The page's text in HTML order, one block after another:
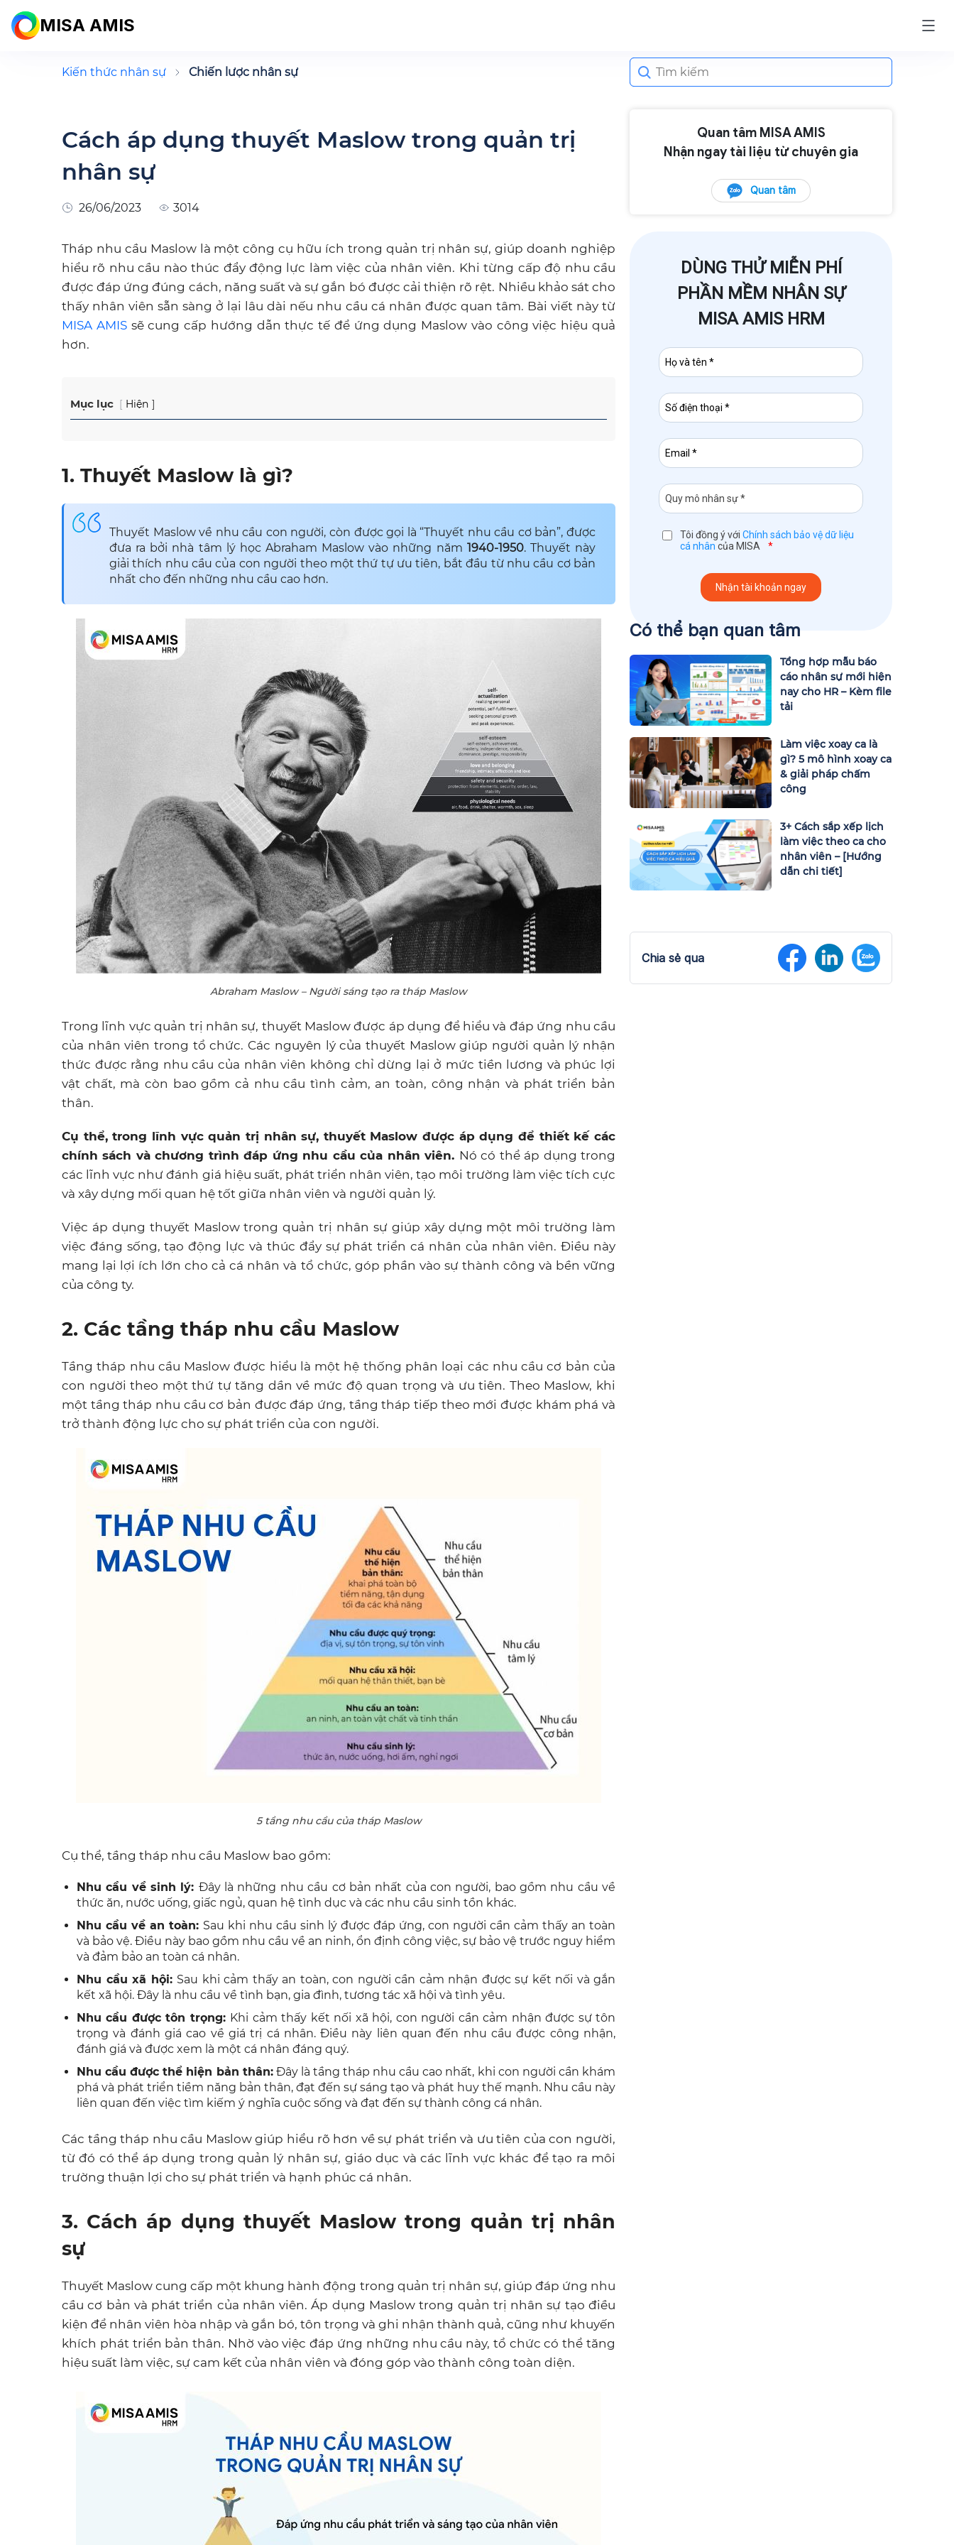
MISA AMIS
Kiến thức nhân sự Chiến lược nhân sự
Search
for:
Cách áp dụng thuyết Maslow trong quản trị
nhân sự
26/06/2023 3014
Tháp nhu cầu Maslow là một công cụ hữu ích trong quản trị nhân sự, giúp doanh nghiệp
hiểu rõ nhu cầu nào thúc đẩy động lực làm việc của nhân viên. Khi từng cấp độ nhu cầu
được đáp ứng đúng cách, năng suất và sự gắn bó được cải thiện rõ rệt. Nhiều khảo sát cho
thấy nhân viên sẵn sàng ở lại lâu dài nếu nhu cầu cá nhân được quan tâm. Bài viết này từ
MISA AMISsẽ cung cấp hướng dẫn thực tế để ứng dụng Maslow vào công việc hiệu quả
hơn.
Mục lục Hiện
1. Thuyết Maslow là gì?
Thuyết Maslow về nhu cầu con người, còn được gọi là “Thuyết nhu cầu cơ bản”, được
đưa ra bởi nhà tâm lý học Abraham Maslow vào những năm 1940-1950. Thuyết này
giải thích nhu cầu của con người theo một thứ tự ưu tiên, bắt đầu từ nhu cầu cơ bản
nhất cho đến những nhu cầu cao hơn.
Abraham Maslow – Người sáng tạo ra tháp Maslow
Trong lĩnh vực quản trị nhân sự, thuyết Maslow được áp dụng để hiểu và đáp ứng nhu cầu
của nhân viên trong tổ chức. Các nguyên lý của thuyết Maslow giúp người quản lý nhận
thức được rằng nhu cầu của nhân viên không chỉ dừng lại ở mức tiền lương và phúc lợi
vật chất, mà còn bao gồm cả nhu cầu tình cảm, an toàn, công nhận và phát triển bản
thân.
Cụ thể, trong lĩnh vực quản trị nhân sự, thuyết Maslow được áp dụng để thiết kế các
chính sách và chương trình đáp ứng nhu cầu của nhân viên. Nó có thể áp dụng trong
các lĩnh vực như đánh giá hiệu suất, phát triển nhân viên, tạo môi trường làm việc tích cực
và xây dựng mối quan hệ tốt giữa nhân viên và người quản lý.
Việc áp dụng thuyết Maslow trong quản trị nhân sự giúp xây dựng một môi trường làm
việc đáng sống, tạo động lực và thúc đẩy sự phát triển cá nhân của nhân viên. Điều này
mang lại lợi ích lớn cho cả cá nhân và tổ chức, góp phần vào sự thành công và bền vững
của công ty.
2. Các tầng tháp nhu cầu Maslow
Tầng tháp nhu cầu Maslow được hiểu là một hệ thống phân loại các nhu cầu cơ bản của
con người theo một thứ tự tăng dần về mức độ quan trọng và ưu tiên. Theo Maslow, khi
một tầng tháp nhu cầu cơ bản được đáp ứng, tầng tháp tiếp theo mới được khám phá và
trở thành động lực cho sự phát triển của con người.
5 tầng nhu cầu của tháp Maslow
Cụ thể, tầng tháp nhu cầu Maslow bao gồm:
Nhu cầu về sinh lý: Đây là những nhu cầu cơ bản nhất của con người, bao gồm nhu cầu về
thức ăn, nước uống, giấc ngủ, quan hệ tình dục và các nhu cầu sinh tồn khác.
Nhu cầu về an toàn: Sau khi nhu cầu sinh lý được đáp ứng, con người cần cảm thấy an toàn
và bảo vệ. Điều này bao gồm nhu cầu về an ninh, ổn định công việc, sự bảo vệ trước nguy hiểm
và đảm bảo an toàn cá nhân.
Nhu cầu xã hội: Sau khi cảm thấy an toàn, con người cần cảm nhận được sự kết nối và gắn
kết xã hội. Đây là nhu cầu về tình bạn, gia đình, tương tác xã hội và tình yêu.
Nhu cầu được tôn trọng: Khi cảm thấy kết nối xã hội, con người cần cảm nhận được sự tôn
trọng và đánh giá cao về giá trị cá nhân. Điều này liên quan đến nhu cầu được công nhận,
đánh giá và được xem là một cá nhân đáng quý.
Nhu cầu được thể hiện bản thân:Đây là tầng tháp nhu cầu cao nhất, khi con người cần khám
phá và phát triển tiềm năng bản thân, đạt đến sự sáng tạo và phát huy thế mạnh. Nhu cầu này
liên quan đến việc tìm kiếm ý nghĩa cuộc sống và đạt đến sự thành công cá nhân.
Các tầng tháp nhu cầu Maslow giúp hiểu rõ hơn về sự phát triển và ưu tiên của con người,
từ đó có thể áp dụng trong quản lý nhân sự, giáo dục và các lĩnh vực khác để tạo ra môi
trường thuận lợi cho sự phát triển và hạnh phúc cá nhân.
3. Cách áp dụng thuyết Maslow trong quản trị nhân
sự
Thuyết Maslow cung cấp một khung hành động trong quản trị nhân sự, giúp đáp ứng nhu
cầu cơ bản và phát triển của nhân viên. Áp dụng Maslow trong quản trị nhân sự tạo điều
kiện để nhân viên hòa nhập và gắn bó, tôn trọng và ghi nhận thành quả, cũng như khuyến
khích phát triển bản thân. Nhờ vào việc đáp ứng những nhu cầu này, tổ chức có thể tăng
hiệu suất làm việc, sự cam kết của nhân viên và đóng góp vào thành công toàn diện.
Quan tâm MISA AMIS
Nhận ngay tài liệu từ chuyên gia
Quan tâm
DÙNG THỬ MIỄN PHÍ
PHẦN MỀM NHÂN SỰ
MISA AMIS HRM
Tôi đồng ý với Chính sách bảo vệ dữ liệu
cá nhân của MISA *
Có thể bạn quan tâm
Tổng hợp mẫu báo
cáo nhân sự mới hiện
nay cho HR – Kèm file
tải
Làm việc xoay ca là
gì? 5 mô hình xoay ca
& giải pháp chấm
công
3+ Cách sắp xếp lịch
làm việc theo ca cho
nhân viên – [Hướng
dẫn chi tiết]
Chia sẻ qua